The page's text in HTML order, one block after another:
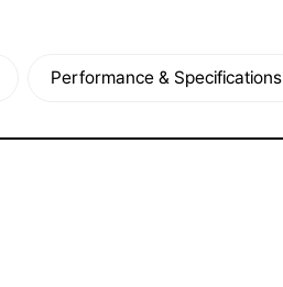
Performance & Specifications